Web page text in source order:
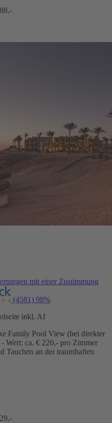
mit einer Zustimmung
(4581) 98%
inkl. AI
Family Pool View (bei direkter
Wert: ca. € 220,- pro Zimmer
Tauchen an der traumhaften